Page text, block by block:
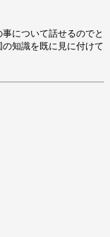
について話せるのでと
知識を既に見に付けて